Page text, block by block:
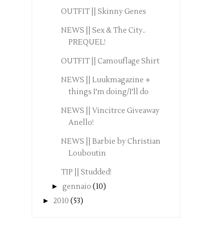
OUTFIT || Skinny Genes
NEWS || Sex & The City..
PREQUEL!
OUTFIT || Camouflage Shirt
NEWS || Luukmagazine +
things I'm doing/I'll do
NEWS || Vincitrce Giveaway
Anello!
NEWS || Barbie by Christian
Louboutin
TIP || Studded!
► gennaio (10)
► 2010 (53)